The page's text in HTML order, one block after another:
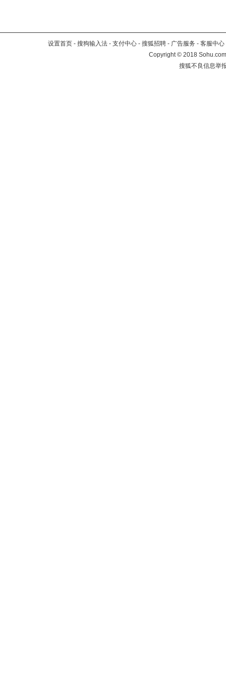
设置首页 - 搜狗输入法 - 支付中心 - 搜狐招聘 - 广告服务 - 客服中心
Copyright©2018
搜狐不良信息举